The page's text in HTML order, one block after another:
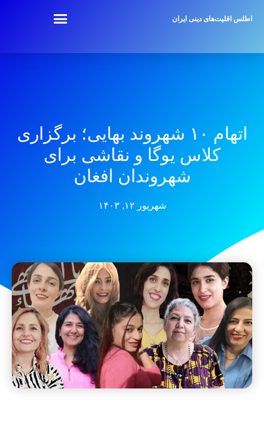
اطلس اقلیت‌های دینی ایران
اتهام ۱۰ شهروند بهایی؛ برگزاری
کلاس یوگا و نقاشی برای
شهروندان افغان
شهریور ۱۲, ۱۴۰۳